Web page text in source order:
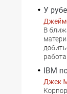
У
В
IBM
Джек